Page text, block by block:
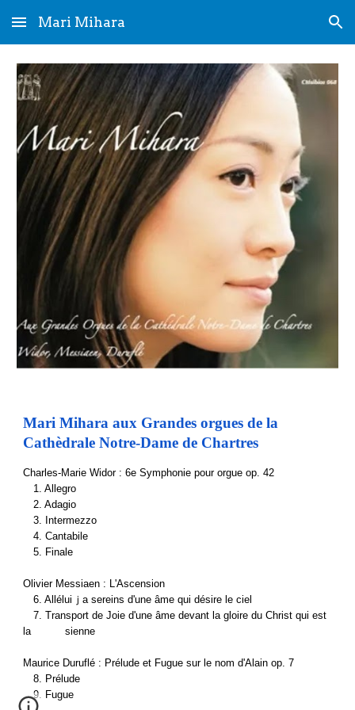
Skip to main content Skip to navigation
Mari Mihara
Mari Mihara aux Grandes orgues de la
Cathèdrale Notre-Dame de Chartres
Charles-Marie Widor : 6e Symphonie pour orgue op. 42
1. Allegro
2. Adagio
3. Intermezzo
4. Cantabile
5. Finale
Olivier Messiaen : L'Ascension
6. Alléluiｊa sereins d'une âme qui désire le ciel
7. Transport de Joie d'une âme devant la gloire du Christ qui est
la 　　　sienne
Maurice Duruflé : Prélude et Fugue sur le nom d'Alain op. 7
8. Prélude
9. Fugue